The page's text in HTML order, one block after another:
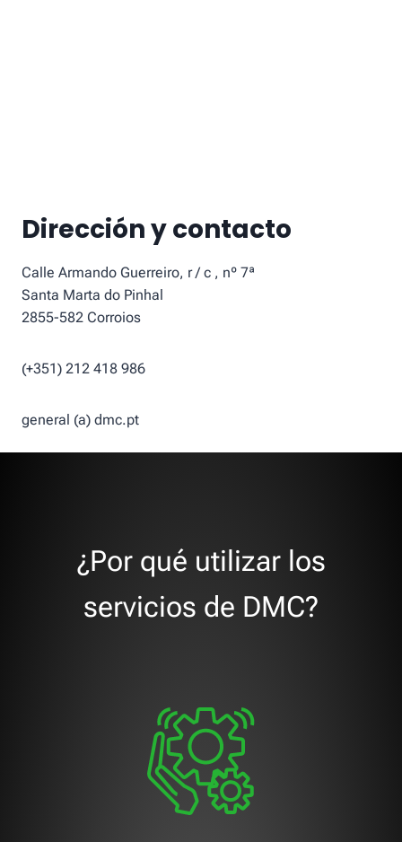
Dirección y contacto
Calle Armando Guerreiro, r / c , nº 7ª
Santa Marta do Pinhal
2855-582 Corroios
(+351) 212 418 986
general (a) dmc.pt
¿Por qué utilizar los
servicios de DMC?